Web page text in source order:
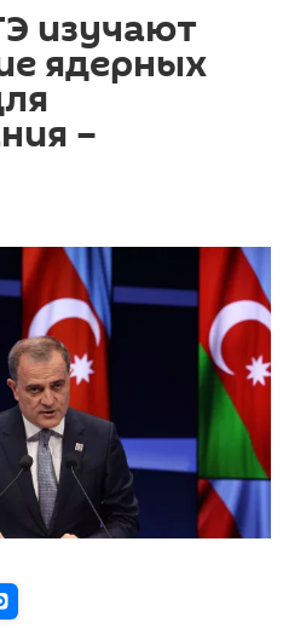
изучают
ядерных
–